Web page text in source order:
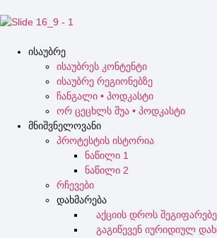
ისაუბრე
ისაუბრეს კონტენტი
ისაუბრე რეგიონებზე
ჩანგალი • პოდკასტი
ორ ცეცხლს შუა • პოდკასტი
მნიშვნელოვანი
პროტესტის ისტორია
ნაწილი 1
ნაწილი 2
რჩევები
დახმარება
აქციის დროს
გაგიწევენ იურიდიულ